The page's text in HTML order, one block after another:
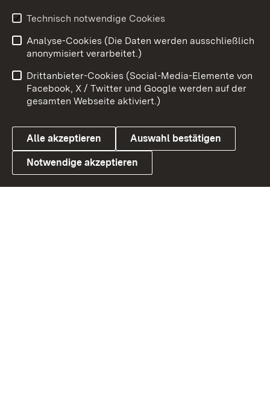
Link zum Landesportal
Impressum
Kontakt
Barrierefreiheit
Datenschutz
Cookies
Technisch notwendige Cookies
Analyse-Cookies (Die Daten werden ausschließlich
anonymisiert verarbeitet.)
Drittanbieter-Cookies (Social-Media-Elemente von
Facebook, X / Twitter und Google werden auf der
gesamten Webseite aktiviert.)
Alle akzeptieren Auswahl bestätigen
Notwendige akzeptieren